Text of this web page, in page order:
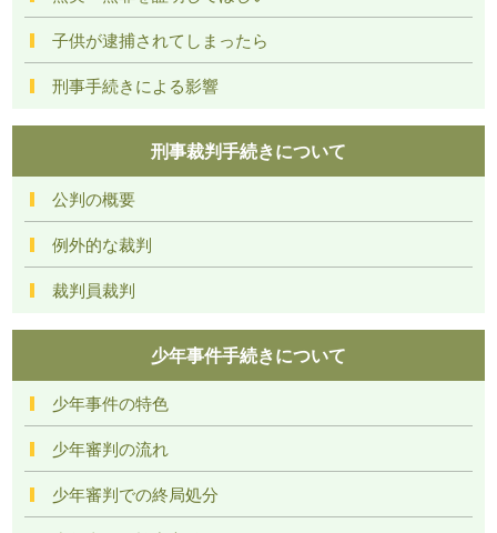
子供が逮捕されてしまったら
刑事手続きによる影響
刑事裁判手続きについて
公判の概要
例外的な裁判
裁判員裁判
少年事件手続きについて
少年事件の特色
少年審判の流れ
少年審判での終局処分